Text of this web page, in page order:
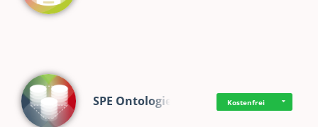
SPE Ontologie Kostenfrei